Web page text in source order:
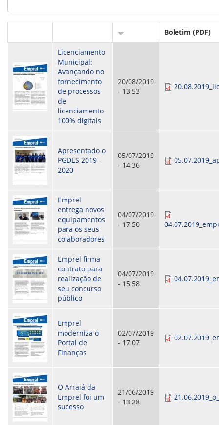
CONTRATO
COLABORADORES
PARTICIPAÇÃO NOS LUCROS E RESULTADOS
CONSULTA MEUS RECURSOS PLR
CONSULTA TODOS RECURSOS PLR
CONSULTA QUESTIONAMENTO / ESCLARECIMENTO
SERVIÇOS
PGDE - PROGRAMA DE GERENCIAMENTO DO
DESEMPENHO DOS EMPREGADOS DA EMPREL
AFASTAMENTOS DOS FUNCIONÁRIOS
CAPACITAÇÃO
EVENTOS DA EMPREL
PROGRAMA QUALIDADE DE VIDA
PROGRAMA DE ESTAGIÁRIO
SAÚDE DO TRABALHADOR
PGDE 2022
PGDE 2023
GESTÃO DA INFORMAÇÃO
BOLETIM INFORMATIVO
BPM-DAF
ORIENTAÇÕES TÉCNICAS
SEGURANÇA DA INFORMAÇÃO
RISI - FAQ (PERGUNTAS FREQUENTES)
CATÁLOGO DE SERVIÇOS DE TIC
PARECERES TÉCNICOS
ORIENTAÇÕES
PARECERES TÉCNICOS EMITIDOS
PUBLICAÇÕES
PORTARIAS
RESOLUÇÕES
DIVERSOS
Boletim (PDF)
Licenciamento
Municipal:
Avançando no
fornecimento
de processos
de
licenciamento
100% digitais
20/08/2019
- 13:53
Apresentado o
PGDES 2019 -
2020
05/07/2019
- 14:36
Emprel
entrega novos
equipamentos
para os seus
colaboradores
04/07/2019
- 17:50
Emprel firma
contrato para
realização de
seu concurso
público
04/07/2019
- 15:58
Emprel
moderniza o
Portal de
Finanças
02/07/2019
- 17:07
O Arraiá da
Emprel foi um
sucesso
21/06/2019
- 13:28